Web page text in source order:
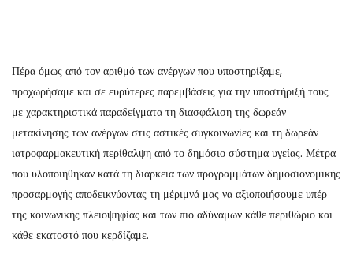
Πέρα όμως από τον αριθμό των ανέργων που υποστηρίξαμε,
προχωρήσαμε και σε ευρύτερες παρεμβάσεις για την υποστήριξή τους
με χαρακτηριστικά παραδείγματα τη διασφάλιση της δωρεάν
μετακίνησης των ανέργων στις αστικές συγκοινωνίες και τη δωρεάν
ιατροφαρμακευτική περίθαλψη από το δημόσιο σύστημα υγείας. Μέτρα
που υλοποιήθηκαν κατά τη διάρκεια των προγραμμάτων δημοσιονομικής
προσαρμογής αποδεικνύοντας τη μέριμνά μας να αξιοποιήσουμε υπέρ
της κοινωνικής πλειοψηφίας και των πιο αδύναμων κάθε περιθώριο και
κάθε εκατοστό που κερδίζαμε.